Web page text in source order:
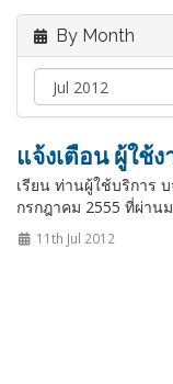
By Month
แจ้งเตือน ผู้ใช้
เรียน ท่านผู้ใช้บริการ
กรกฎาคม 2555 ที่ผ่าน
11th Jul 2012